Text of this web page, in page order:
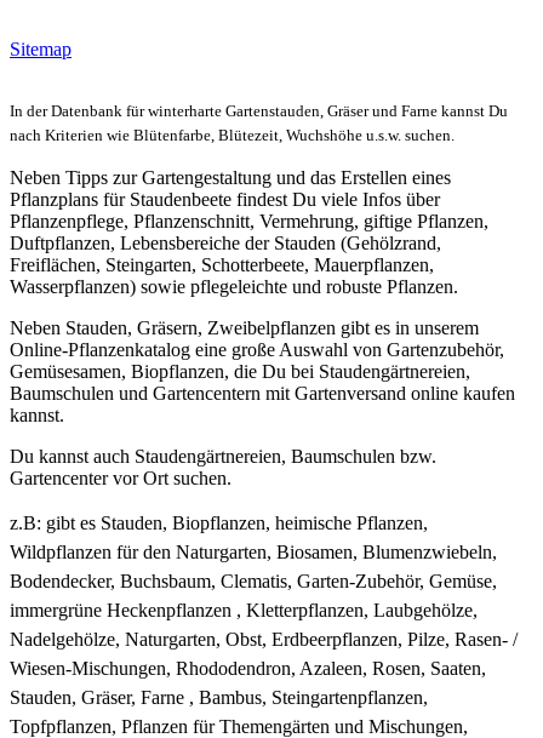
Sitemap
In der Datenbank für winterharte Gartenstauden, Gräser und Farne kannst Du
nach Kriterien wie Blütenfarbe, Blütezeit, Wuchshöhe u.s.w. suchen.
Neben Tipps zur Gartengestaltung und das Erstellen eines
Pflanzplans für Staudenbeete findest Du viele Infos über
Pflanzenpflege, Pflanzenschnitt, Vermehrung, giftige Pflanzen,
Duftpflanzen, Lebensbereiche der Stauden (Gehölzrand,
Freiflächen, Steingarten, Schotterbeete, Mauerpflanzen,
Wasserpflanzen) sowie pflegeleichte und robuste Pflanzen.
Neben Stauden, Gräsern, Zweibelpflanzen gibt es in unserem
Online-Pflanzenkatalog eine große Auswahl von Gartenzubehör,
Gemüsesamen, Biopflanzen, die Du bei Staudengärtnereien,
Baumschulen und Gartencentern mit Gartenversand online kaufen
kannst.
Du kannst auch Staudengärtnereien, Baumschulen bzw.
Gartencenter vor Ort suchen.
z.B: gibt es Stauden, Biopflanzen, heimische Pflanzen,
Wildpflanzen für den Naturgarten, Biosamen, Blumenzwiebeln,
Bodendecker, Buchsbaum, Clematis, Garten-Zubehör, Gemüse,
immergrüne Heckenpflanzen , Kletterpflanzen, Laubgehölze,
Nadelgehölze, Naturgarten, Obst, Erdbeerpflanzen, Pilze, Rasen- /
Wiesen-Mischungen, Rhododendron, Azaleen, Rosen, Saaten,
Stauden, Gräser, Farne , Bambus, Steingartenpflanzen,
Topfpflanzen, Pflanzen für Themengärten und Mischungen,